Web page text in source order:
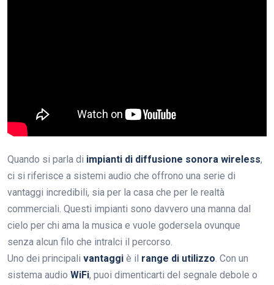
Quando si parla di impianti di diffusione sonora wireless,
ci si riferisce a sistemi audio che offrono una serie di
vantaggi incredibili, sia per la casa che per le realtà
commerciali. Questi impianti sono davvero una manna dal
cielo per chi ama la musica e vuole godersela ovunque
senza alcun filo che intralci il percorso.
Uno dei principali vantaggi è il range di utilizzo. Con un
sistema audio WiFi, puoi dimenticarti del segnale debole o